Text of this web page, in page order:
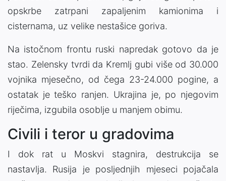
opskrbe zatrpani zapaljenim kamionima i
cisternama, uz velike nestašice goriva.
Na istočnom frontu ruski napredak gotovo da je
stao. Zelensky tvrdi da Kremlj gubi više od 30.000
vojnika mjesečno, od čega 23-24.000 pogine, a
ostatak je teško ranjen. Ukrajina je, po njegovim
riječima, izgubila osoblje u manjem obimu.
Civili i teror u gradovima
I dok rat u Moskvi stagnira, destrukcija se
nastavlja. Rusija je posljednjih mjeseci pojačala